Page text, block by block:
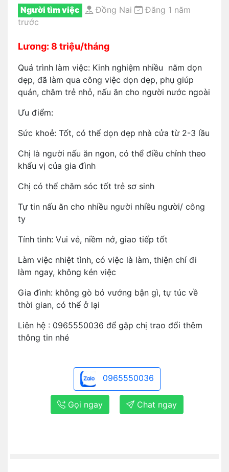
Người tìm việc Đồng Nai
Đăng 1 năm
trước
Lương: 8 triệu/tháng
Quá trình làm việc: Kinh nghiệm nhiều năm dọn
dẹp, đã làm qua công việc dọn dẹp, phụ giúp
quán, chăm trẻ nhỏ, nấu ăn cho người nước ngoài
Ưu điểm:
Sức khoẻ: Tốt, có thể dọn dẹp nhà cửa từ 2-3 lầu
Chị là người nấu ăn ngon, có thể điều chỉnh theo
khẩu vị của gia đình
Chị có thể chăm sóc tốt trẻ sơ sinh
Tự tin nấu ăn cho nhiều người nhiều người/ công
ty
Tính tình: Vui vẻ, niềm nở, giao tiếp tốt
Làm việc nhiệt tình, có việc là làm, thiện chí đi
làm ngay, không kén việc
Gia đình: không gò bó vướng bận gì, tự túc về
thời gian, có thể ở lại
Liên hệ : 0965550036 để gặp chị trao đổi thêm
thông tin nhé
0965550036
Gọi ngay Chat ngay